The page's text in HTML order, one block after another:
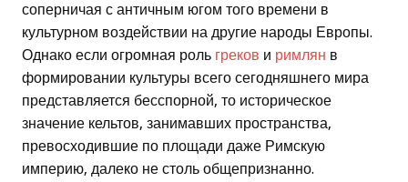
соперничая с античным югом того времени в
культурном воздействии на другие народы Европы.
Однако если огромная роль греков и римлян в
формировании культуры всего сегодняшнего мира
представляется бесспорной, то историческое
значение кельтов, занимавших пространства,
превосходившие по площади даже Римскую
империю, далеко не столь общепризнанно.